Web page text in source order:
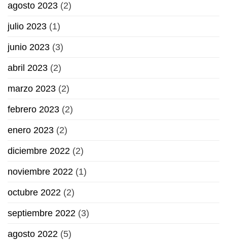
agosto 2023 (2)
julio 2023 (1)
junio 2023 (3)
abril 2023 (2)
marzo 2023 (2)
febrero 2023 (2)
enero 2023 (2)
diciembre 2022 (2)
noviembre 2022 (1)
octubre 2022 (2)
septiembre 2022 (3)
agosto 2022 (5)